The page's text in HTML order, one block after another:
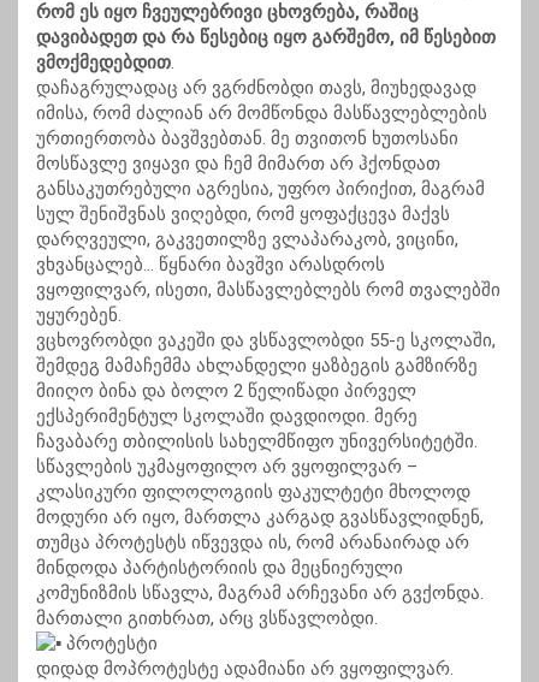
რომ ეს იყო ჩვეულებრივი ცხოვრება, რაშიც
დავიბადეთ და რა წესებიც იყო გარშემო, იმ წესებით
ვმოქმედებდით.
დაჩაგრულადაც არ ვგრძნობდი თავს, მიუხედავად
იმისა, რომ ძალიან არ მომწონდა მასწავლებლების
ურთიერთობა ბავშვებთან. მე თვითონ ხუთოსანი
მოსწავლე ვიყავი და ჩემ მიმართ არ ჰქონდათ
განსაკუთრებული აგრესია, უფრო პირიქით, მაგრამ
სულ შენიშვნას ვიღებდი, რომ ყოფაქცევა მაქვს
დარღვეული, გაკვეთილზე ვლაპარაკობ, ვიცინი,
ვხვანცალებ… წყნარი ბავშვი არასდროს
ვყოფილვარ, ისეთი, მასწავლებლებს რომ თვალებში
უყურებენ.
ვცხოვრობდი ვაკეში და ვსწავლობდი 55-ე სკოლაში,
შემდეგ მამაჩემმა ახლანდელი ყაზბეგის გამზირზე
მიიღო ბინა და ბოლო 2 წელიწადი პირველ
ექსპერიმენტულ სკოლაში დავდიოდი. მერე
ჩავაბარე თბილისის სახელმწიფო უნივერსიტეტში.
სწავლების უკმაყოფილო არ ვყოფილვარ –
კლასიკური ფილოლოგიის ფაკულტეტი მხოლოდ
მოდური არ იყო, მართლა კარგად გვასწავლიდნენ,
თუმცა პროტესტს იწვევდა ის, რომ არანაირად არ
მინდოდა პარტისტორიის და მეცნიერული
კომუნიზმის სწავლა, მაგრამ არჩევანი არ გვქონდა.
მართალი გითხრათ, არც ვსწავლობდი.
პროტესტი
დიდად მოპროტესტე ადამიანი არ ვყოფილვარ.